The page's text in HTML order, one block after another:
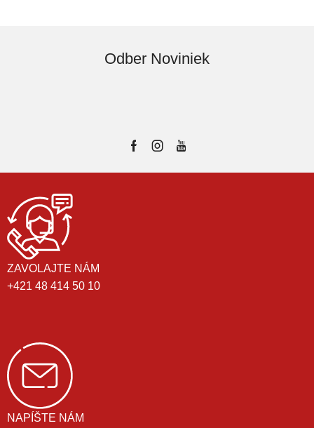
Odber Noviniek
ZAVOLAJTE NÁM
+421 48 414 50 10
NAPÍŠTE NÁM